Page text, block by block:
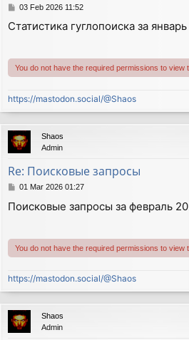
P
s
03 Feb 2026 11:52
Статистика гуглопоиска за
You do not have the required permissions to view
https://mastodon.social/@Shaos
Shaos
Admin
Re: Поисковые запросы
P
s
01 Mar 2026 01:27
Поисковые запросы за февраль
You do not have the required permissions to view
https://mastodon.social/@Shaos
Shaos
Admin